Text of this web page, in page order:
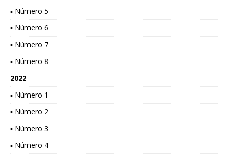
▪ Número 5
▪ Número 6
▪ Número 7
▪ Número 8
2022
▪ Número 1
▪ Número 2
▪ Número 3
▪ Número 4